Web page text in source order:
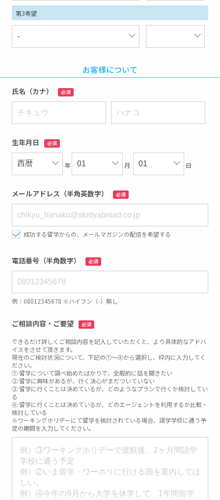
第3希望
お客様について
氏名（カナ） 必須
生年月日 必須
年 月 日
メールアドレス（半角英数字） 必須
成功する留学からの、メールマガジンの配信を希望する
電話番号（半角数字） 必須
例：08012345678 ※ハイフン（-）無し
ご相談内容・ご要望 必須
できるだけ詳しくご相談内容を記入していただくと、より具体的なアドバ
イスをさせて頂きます。
現在のご検討状況について、下記の①～④から選択し、枠内に入力してく
ださい。
① 留学について調べ始めたばかりで、全般的に話を聞きたい
② 留学に興味があるが、行く決心がまだついていない
③ 留学に行くことは決めているが、どのようなプランで行くか検討してい
る
④ 留学に行くことは決めているが、どのエージェントを利用するか比較・
検討している
※ワーキングホリデーにて留学を検討されている場合、語学学校に通う予
定の期間を入力してください。